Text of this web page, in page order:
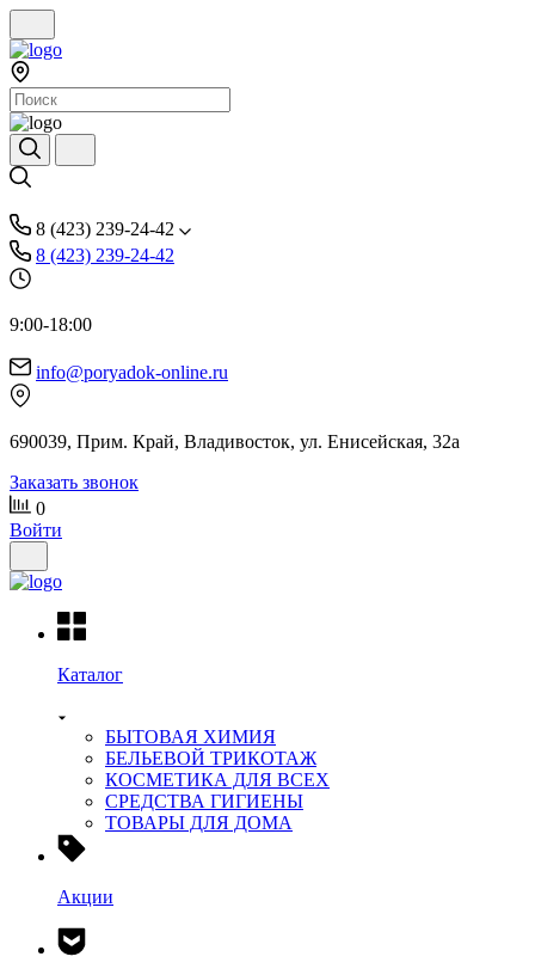
8 (423) 239-24-42
8 (423) 239-24-42
9:00-18:00
info@poryadok-online.ru
690039, Прим. Край, Владивосток, ул. Енисейская, 32а
Заказать звонок
0
Войти
Каталог
БЫТОВАЯ ХИМИЯ
БЕЛЬЕВОЙ ТРИКОТАЖ
КОСМЕТИКА ДЛЯ ВСЕХ
СРЕДСТВА ГИГИЕНЫ
ТОВАРЫ ДЛЯ ДОМА
Акции